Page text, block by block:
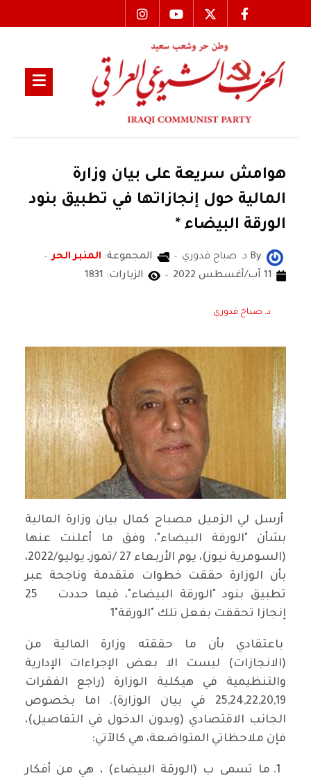
هوامش سريعة على بيان وزارة
المالية حول إنجازاتها في تطبيق بنود
الورقة البيضاء *
By د. صباح قدوري المجموعة: المنبر الحر
11 آب/أغسطس 2022
الزيارات: 1831
د. صباح قدوري
أرسل لي الزميل مصباح كمال بيان وزارة المالية
بشأن "الورقة البيضاء"، وفق ما أعلنت عنها
(السومرية نيوز)، يوم الأربعاء 27 /تموزـ يوليو/2022،
بأن الوزارة حققت خطوات متقدمة وناجحة عبر
تطبيق بنود "الورقة البيضاء"، فيما حددت 25
إنجازا تحققت بفعل تلك "الورقة"1
باعتقادي بأن ما حققته وزارة المالية من
(الانجازات) ليست الا بعض الإجراءات الإدارية
والتنظيمية في هيكلية الوزارة (راجع الفقرات
25,24,22,20,19 في بيان الوزارة). اما بخصوص
الجانب الاقتصادي (وبدون الدخول في التفاصيل)،
فإن ملاحظاتي المتواضعة، هي كالآتي:
1. ما تسمى ب (الورقة البيضاء) ، هي من أفكار